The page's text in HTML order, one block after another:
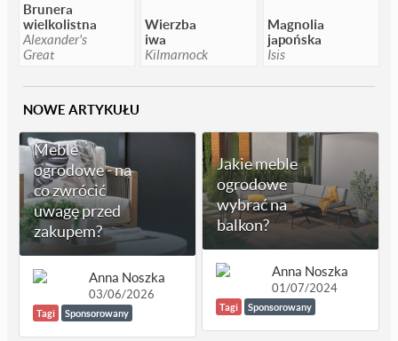
Brunera
wielkolistna
Alexander's
Great
Wierzba
iwa
Kilmarnock
Magnolia
japońska
Isis
NOWE ARTYKUŁU
Meble
ogrodowe - na
co zwrócić
uwagę przed
zakupem?
Anna Noszka
03/06/2026
Tagi Sponsorowany
Jakie meble
ogrodowe
wybrać na
balkon?
Anna Noszka
01/07/2024
Tagi Sponsorowany